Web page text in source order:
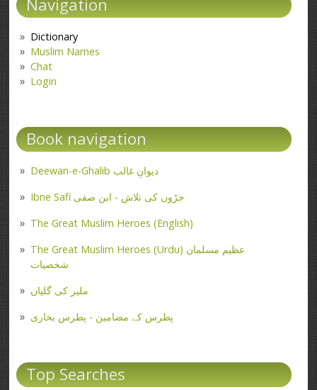
Navigation
Dictionary
Muslim Names
Chat
Login
Book navigation
Deewan-e-Ghalib دیوانِ غالب
Ibne Safi جڑوں کی تلاش - ابن صفی
The Great Muslim Heroes (English)
The Great Muslim Heroes (Urdu) عظیم مسلمان
شخصیات
ملیر کی گلیاں
پطرس کے مضامین - پطرس بخاری
Top Searches